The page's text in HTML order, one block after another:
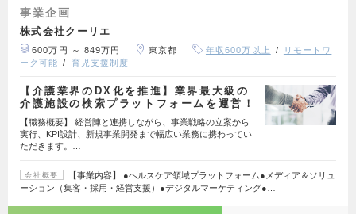
事業企画
株式会社クーリエ
600万円 ～ 849万円 東京都 年収600万以上
リモートワ
ーク可能
育児支援制度
【介護業界のDX化を推進】業界最大級の
介護施設の検索プラットフォームを運営！
【職務概要】 経営陣と連携しながら、事業戦略の立案から
実行、KPI設計、新規事業開発まで幅広い業務に携わってい
ただきます。…
会社概要
【事業内容】 ●ヘルスケア領域プラットフォーム●メディア＆ソリュ
ーション（集客・採用・経営支援）●デジタルマーケティング●…